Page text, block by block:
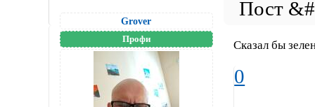
Grover
Профи Сказал бы
0